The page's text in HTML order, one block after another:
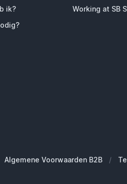
ik?
Working at SB
Algemene Voorwaarden B2B /